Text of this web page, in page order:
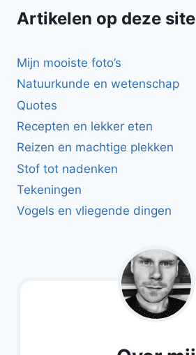
Artikelen op deze site
Mijn mooiste foto’s
Natuurkunde en wetenschap
Quotes
Recepten en lekker eten
Reizen en machtige plekken
Stof tot nadenken
Tekeningen
Vogels en vliegende dingen